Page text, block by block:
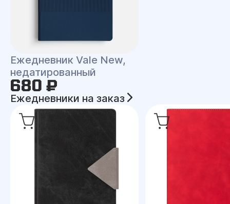
Ежедневник Vale New,
недатированный
680 ₽
Ежедневники на заказ